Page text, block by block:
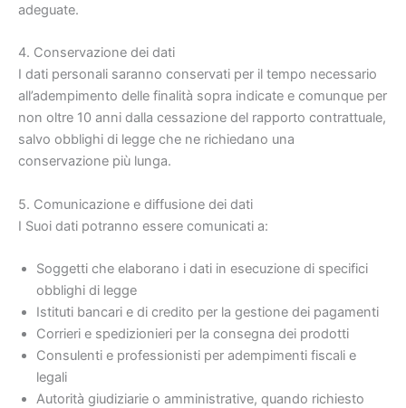
adeguate.
4. Conservazione dei dati
I dati personali saranno conservati per il tempo necessario
all’adempimento delle finalità sopra indicate e comunque per
non oltre 10 anni dalla cessazione del rapporto contrattuale,
salvo obblighi di legge che ne richiedano una
conservazione più lunga.
5. Comunicazione e diffusione dei dati
I Suoi dati potranno essere comunicati a:
Soggetti che elaborano i dati in esecuzione di specifici
obblighi di legge
Istituti bancari e di credito per la gestione dei pagamenti
Corrieri e spedizionieri per la consegna dei prodotti
Consulenti e professionisti per adempimenti fiscali e
legali
Autorità giudiziarie o amministrative, quando richiesto